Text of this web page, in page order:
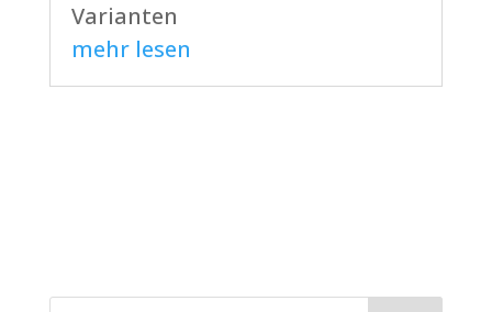
Varianten
mehr lesen